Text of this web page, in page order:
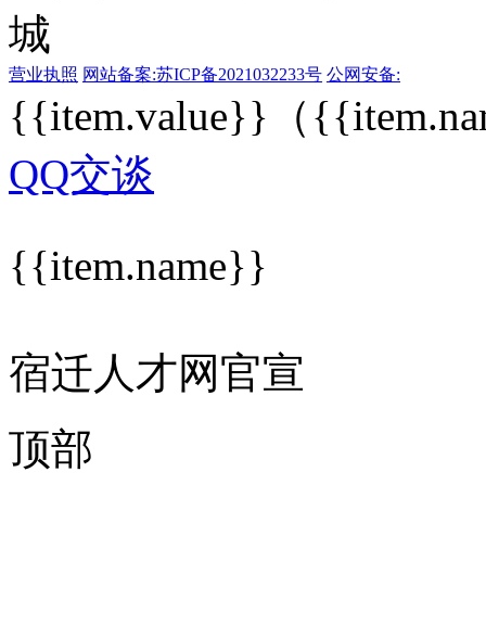
城
营业执照 网站备案:苏ICP备2021032233号 公网安备:
{{item.value}} （
QQ交谈
{{item.name}}
宿迁人才网官宣
顶部